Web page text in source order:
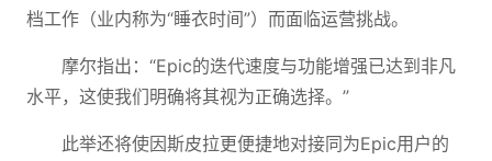
档工作（业内称为“睡衣时间”）而面临运营挑战。
摩尔指出：“Epic的迭代速度与功能增强已达到非凡
水平，这使我们明确将其视为正确选择。”
此举还将使因斯皮拉更便捷地对接同为Epic用户的